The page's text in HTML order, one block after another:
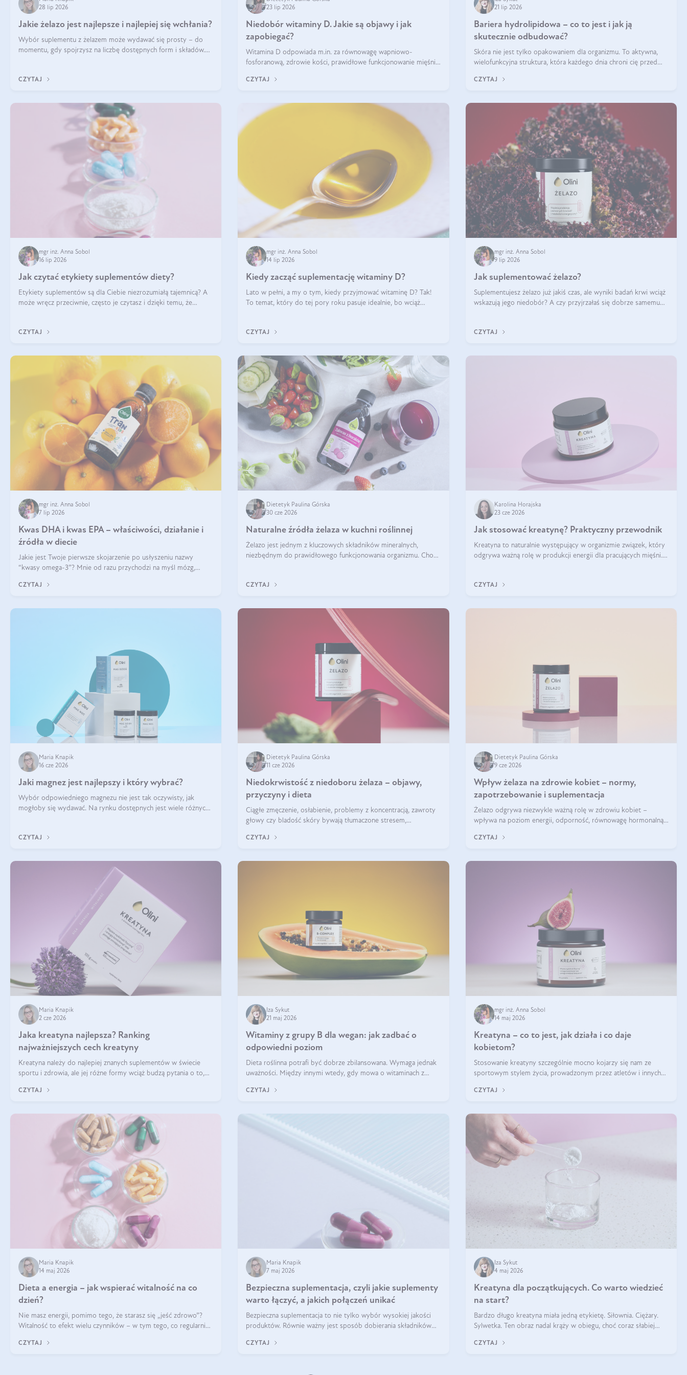
28 lip 2026
Jakie żelazo jest najlepsze i najlepiej się wchłania?
Wybór suplementu z żelazem może wydawać się prosty – do
momentu, gdy spojrzysz na liczbę dostępnych form i składów.
suplement?
CZYTAJ
23 lip 2026
Niedobór witaminy D. Jakie są objawy i jak
zapobiegać?
Witamina D odpowiada m.in. za równowagę wapniowo-
fosforanową, zdrowie kości, prawidłowe funkcjonowanie mięśni i
pod wpływem słońca, niedobór witaminy D pozostaje częstym
CZYTAJ
21 lip 2026
Bariera hydrolipidowa – co to jest i jak ją
skutecznie odbudować?
Skóra nie jest tylko opakowaniem dla organizmu. To aktywna,
wielofunkcyjna struktura, która każdego dnia chroni cię przed
środowiskowymi. Jednym z jej kluczowych elementów jest
CZYTAJ
mgr inż. Anna Sobol
16 lip 2026
Jak czytać etykiety suplementów diety?
Etykiety suplementów są dla Ciebie niezrozumiałą tajemnicą? A
może wręcz przeciwnie, często je czytasz i dzięki temu, że
CZYTAJ
mgr inż. Anna Sobol
14 lip 2026
Kiedy zacząć suplementację witaminy D?
Lato w pełni, a my o tym, kiedy przyjmować witaminę D? Tak!
To temat, który do tej pory roku pasuje idealnie, bo wciąż
słońcu, aby witami
CZYTAJ
mgr inż. Anna Sobol
9 lip 2026
Jak suplementować żelazo?
Suplementujesz żelazo już jakiś czas, ale wyniki badań krwi wciąż
wskazują jego niedobór? A czy przyjrzałaś się dobrze samemu
CZYTAJ
mgr inż. Anna Sobol
7 lip 2026
Kwas DHA i kwas EPA – właściwości, działanie i
źródła w diecie
Jakie jest Twoje pierwsze skojarzenie po usłyszeniu nazwy
“kwasy omega-3”? Mnie od razu przychodzi na myśl mózg,
skupimy się głównie na dwóch kwasach z tej rodziny: DHA oraz
CZYTAJ
Dietetyk Paulina Górska
30 cze 2026
Naturalne źródła żelaza w kuchni roślinnej
Żelazo jest jednym z kluczowych składników mineralnych,
niezbędnym do prawidłowego funkcjonowania organizmu. Choć
źródeł tego pierwiastka.
CZYTAJ
Karolina Horajska
23 cze 2026
Jak stosować kreatynę? Praktyczny przewodnik
Kreatyna to naturalnie występujący w organizmie związek, który
odgrywa ważną rolę w produkcji energii dla pracujących mięśni.
prze
CZYTAJ
Maria Knapik
16 cze 2026
Jaki magnez jest najlepszy i który wybrać?
Wybór odpowiedniego magnezu nie jest tak oczywisty, jak
mogłoby się wydawać. Na rynku dostępnych jest wiele różnych
CZYTAJ
Dietetyk Paulina Górska
11 cze 2026
Niedokrwistość z niedoboru żelaza – objawy,
przyczyny i dieta
Ciągłe zmęczenie, osłabienie, problemy z koncentracją, zawroty
głowy czy bladość skóry bywają tłumaczone stresem,
może być niedokrwistość z niedoboru żelaza.
CZYTAJ
Dietetyk Paulina Górska
9 cze 2026
Wpływ żelaza na zdrowie kobiet – normy,
zapotrzebowanie i suplementacja
Żelazo odgrywa niezwykle ważną rolę w zdrowiu kobiet –
wpływa na poziom energii, odporność, równowagę hormonalną i
niedobór może prowadzić m.in. do zmęczenia, bólów i zawrotów
CZYTAJ
Maria Knapik
2 cze 2026
Jaka kreatyna najlepsza? Ranking
najważniejszych cech kreatyny
Kreatyna należy do najlepiej znanych suplementów w świecie
sportu i zdrowia, ale jej różne formy wciąż budzą pytania o to,
przyglądamy się temu, jaka forma kreatyny jest najlepsza.
CZYTAJ
Iza Sykut
21 maj 2026
Witaminy z grupy B dla wegan: jak zadbać o
odpowiedni poziom
Dieta roślinna potrafi być dobrze zbilansowana. Wymaga jednak
uważności. Między innymi wtedy, gdy mowa o witaminach z
naczyń połączonych.
CZYTAJ
mgr inż. Anna Sobol
14 maj 2026
Kreatyna – co to jest, jak działa i co daje
kobietom?
Stosowanie kreatyny szczególnie mocno kojarzy się nam ze
sportowym stylem życia, prowadzonym przez atletów i innych
ten naturalny metabolit aminokwasów poprawia wydolność i
CZYTAJ
Maria Knapik
14 maj 2026
Dieta a energia – jak wspierać witalność na co
dzień?
Nie masz energii, pomimo tego, że starasz się „jeść zdrowo”?
Witalność to efekt wielu czynników – w tym tego, co regularnie
się w zależności od osoby
CZYTAJ
Maria Knapik
7 maj 2026
Bezpieczna suplementacja, czyli jakie suplementy
warto łączyć, a jakich połączeń unikać
Bezpieczna suplementacja to nie tylko wybór wysokiej jakości
produktów. Równie ważny jest sposób dobierania składników
łączyć suplementy diety? Poznaj nasze wskazówki.
CZYTAJ
Iza Sykut
4 maj 2026
Kreatyna dla początkujących. Co warto wiedzieć
na start?
Bardzo długo kreatyna miała jedną etykietę. Siłownia. Ciężary.
Sylwetka. Ten obraz nadal krąży w obiegu, choć coraz słabiej
kreatyna nie powstała na potrzeby treningu. Jest naturalnym
CZYTAJ